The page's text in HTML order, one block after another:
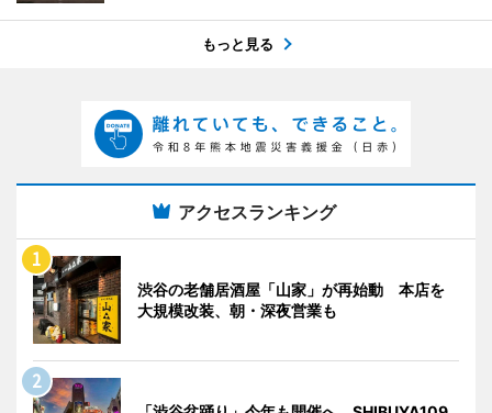
もっと見る
アクセスランキング
渋谷の老舗居酒屋「山家」が再始動 本店を
大規模改装、朝・深夜営業も